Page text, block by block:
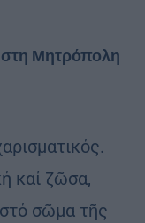
στη Μητρόπολη
καί ζῶσα,
σῶμα τῆς